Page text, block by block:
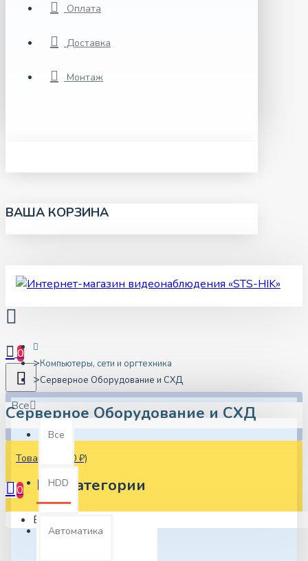
Оплата
Доставка
Монтаж
ВАША КОРЗИНА
0
Все
Все
HDD
Автоматика
Товаров: 0 (0 ₽)
0
Ваша корзина пуста!
Компьютеры, сети и оргтехника
Серверное Оборудование и СХД
Серверное Оборудование и СХД
Подкатегории